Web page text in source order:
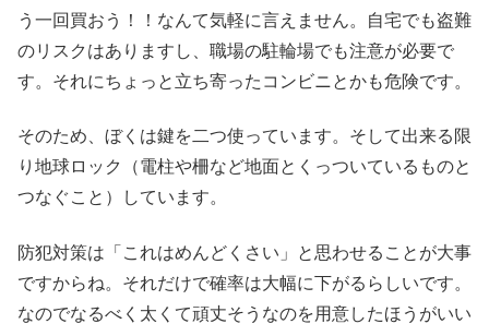
う一回買おう！！なんて気軽に言えません。自宅でも盗難
のリスクはありますし、職場の駐輪場でも注意が必要で
す。それにちょっと立ち寄ったコンビニとかも危険です。
そのため、ぼくは鍵を二つ使っています。そして出来る限
り地球ロック（電柱や柵など地面とくっついているものと
つなぐこと）しています。
防犯対策は「これはめんどくさい」と思わせることが大事
ですからね。それだけで確率は大幅に下がるらしいです。
なのでなるべく太くて頑丈そうなのを用意したほうがいい